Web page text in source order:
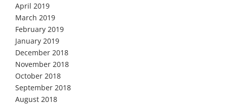
April 2019
March 2019
February 2019
January 2019
December 2018
November 2018
October 2018
September 2018
August 2018